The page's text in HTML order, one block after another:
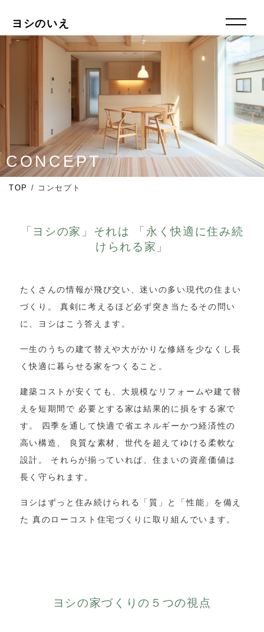
ヨシのいえ
CONCEPT
TOP / コンセプト
「ヨシの家」それは 「永く快適に住み続
けられる家」
たくさんの情報が飛び交い、迷いの多い現代の住まい
づくり。 真剣に考えるほど必ず突き当たるその問い
に、ヨシはこう答えます。
一生のうちの建て替えや大がかりな修繕を少なくし長
く快適に暮らせる家をつくること。
建築コストが安くても、大規模なリフォームや建て替
えを短期間で 必要とする家は結果的に損をする家で
す。 四季を通して快適で省エネルギーかつ経済性の
高い構造、 良質な素材、世代を超えてゆける柔軟な
設計。 それらが揃っていれば、住まいの資産価値は
長く守られます。
ヨシはずっと住み続けられる「質」と「性能」を備え
た 真のローコスト住宅づくりに取り組んでいます。
ヨシの家づくりの５つの視点